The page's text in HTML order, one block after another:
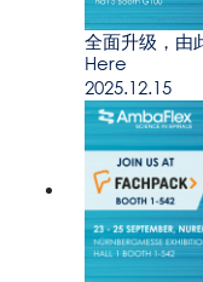
全面升级，由
Here
2025.12.15